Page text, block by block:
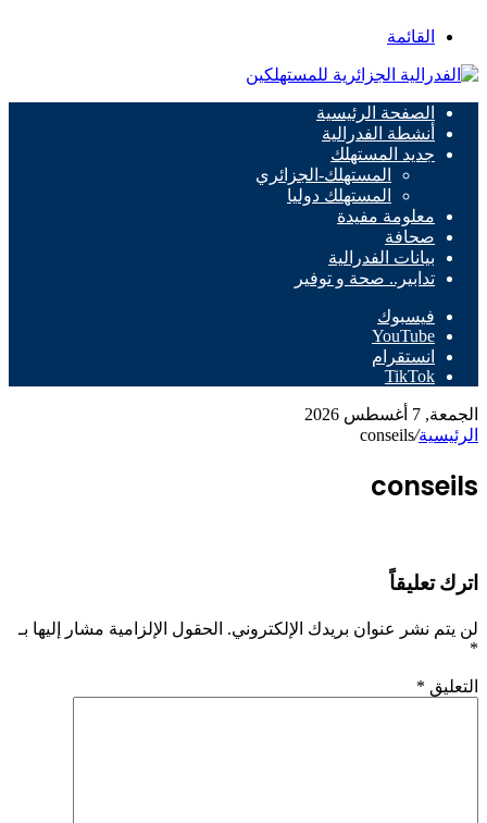
القائمة
الصفحة الرئيسية
أنشطة الفدرالية
جديد المستهلك
المستهلك-الجزائري
المستهلك دوليا
معلومة مفيدة
صحافة
بيانات الفدرالية
تدابير.. صحة و توفير
فيسبوك
‫YouTube
انستقرام
‫TikTok
الجمعة, 7 أغسطس 2026
الرئيسية/
conseils
conseils
اترك تعليقاً
لن يتم نشر عنوان بريدك الإلكتروني. الحقول الإلزامية مشار إليها بـ
*
التعليق *